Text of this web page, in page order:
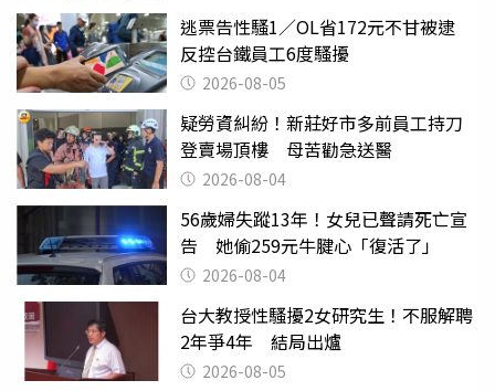
逃票告性騷1／OL省172元不甘被逮
反控台鐵員工6度騷擾
2026-08-05
疑勞資糾紛！新莊好市多前員工持刀
登賣場頂樓 母苦勸急送醫
2026-08-04
56歲婦失蹤13年！女兒已聲請死亡宣
告 她偷259元牛腱心「復活了」
2026-08-04
台大教授性騷擾2女研究生！不服解聘
2年爭4年 結局出爐
2026-08-05